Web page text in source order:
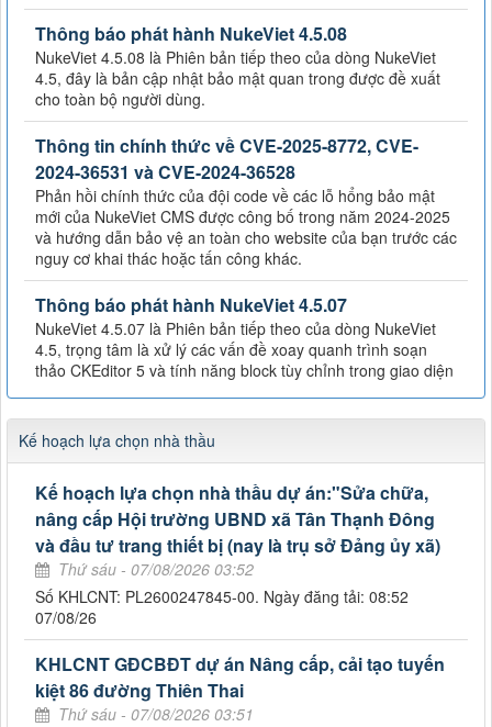
Thông báo phát hành NukeViet 4.5.08
NukeViet 4.5.08 là Phiên bản tiếp theo của dòng NukeViet
4.5, đây là bản cập nhật bảo mật quan trong được đề xuất
cho toàn bộ người dùng.
Thông tin chính thức về CVE-2025-8772, CVE-
2024-36531 và CVE-2024-36528
Phản hồi chính thức của đội code về các lỗ hổng bảo mật
mới của NukeViet CMS được công bố trong năm 2024-2025
và hướng dẫn bảo vệ an toàn cho website của bạn trước các
nguy cơ khai thác hoặc tấn công khác.
Thông báo phát hành NukeViet 4.5.07
NukeViet 4.5.07 là Phiên bản tiếp theo của dòng NukeViet
4.5, trọng tâm là xử lý các vấn đề xoay quanh trình soạn
thảo CKEditor 5 và tính năng block tùy chỉnh trong giao diện
Kế hoạch lựa chọn nhà thầu
Kế hoạch lựa chọn nhà thầu dự án:"Sửa chữa,
nâng cấp Hội trường UBND xã Tân Thạnh Đông
và đầu tư trang thiết bị (nay là trụ sở Đảng ủy xã)
Thứ sáu - 07/08/2026 03:52
Số KHLCNT: PL2600247845-00. Ngày đăng tải: 08:52
07/08/26
KHLCNT GĐCBĐT dự án Nâng cấp, cải tạo tuyến
kiệt 86 đường Thiên Thai
Thứ sáu - 07/08/2026 03:51